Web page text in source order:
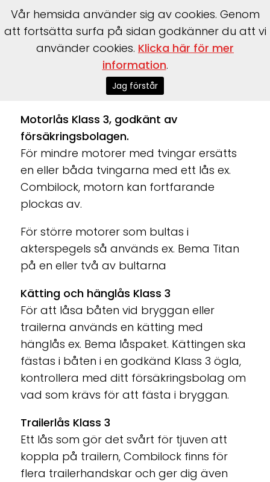
Säkerhet
Säkerhet för din båt, båtmotor och trailer
Motorlås Klass 3, godkänt av
försäkringsbolagen.
För mindre motorer med tvingar ersätts
en eller båda tvingarna med ett lås ex.
Combilock, motorn kan fortfarande
plockas av.
För större motorer som bultas i
akterspegels så används ex. Bema Titan
på en eller två av bultarna
Kätting och hänglås Klass 3
För att låsa båten vid bryggan eller
trailerna används en kätting med
hänglås ex. Bema låspaket. Kättingen ska
fästas i båten i en godkänd Klass 3 ögla,
kontrollera med ditt försäkringsbolag om
vad som krävs för att fästa i bryggan.
Trailerlås Klass 3
Ett lås som gör det svårt för tjuven att
koppla på trailern, Combilock finns för
flera trailerhandskar och ger dig även
Vår hemsida använder sig av cookies. Genom
att fortsätta surfa på sidan godkänner du att vi
använder cookies. Klicka här för mer
information.
Jag förstår